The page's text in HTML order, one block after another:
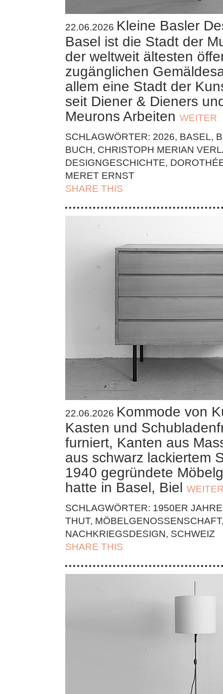
22.06.2026 Kleine Basler
Basel ist die Stadt der
der weltweit ältesten
zugänglichen
allem eine Stadt der
seit Diener & Dieners
Meurons Arbeiten WEITER
SCHLAGWÖRTER: 2026, BASEL,
BUCH, CHRISTOPH MERIAN
DESIGNGESCHICHTE,
MERET ERNST
SHARE THIS
22.06.2026 Kommode von
Kasten und
furniert, Kanten aus
aus schwarz lackiertem
1940 gegründete
hatte in Basel, Biel
SCHLAGWÖRTER: 1950ER JAHRE
THUT, MÖBELGENOSSENSCHAFT
NACHKRIEGSDESIGN, SCHWEIZ
SHARE THIS